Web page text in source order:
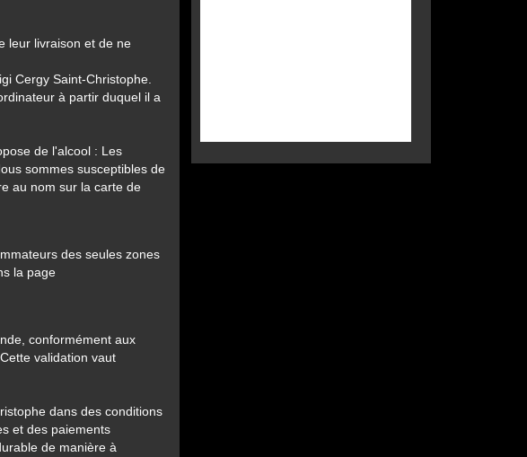
leur livraison et de ne
Cergy Saint-Christophe.
à partir duquel il a
de l'alcool : Les
sommes susceptibles de
au nom sur la carte de
des seules zones
la page
conformément aux
validation vaut
dans des conditions
et des paiements
de manière à